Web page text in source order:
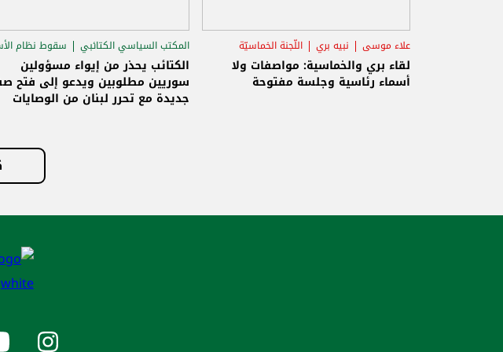
علاء موسى نبيه بري اللّجنة الخماسيّة
لقاء بري والخماسية: مواصفات ولا
أسماء رئاسية وجلسة مفتوحة
المكتب السياسي الكتائبي
سقوط نظام
الاستحقاق الرئاسي
الكتائب يحذر من إيواء مسؤولين
سوريين مطلوبين ويدعو إلى فتح
جديدة مع تحرر لبنان من الوصايات